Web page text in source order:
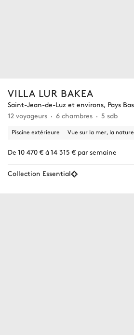
VILLA LUR BAKEA
12 voyageurs
6 chambres 5 sdb
Piscine extérieure Vue sur la mer, la nature
De 10 470 € à 14 315 € par semaine
Collection Essential